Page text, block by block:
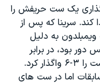
یک ست حریفش را
کند. سرینا که پس از
به دلیل
بود، در برابر
سیمونا هالپ از رومانی ست نخست را ۳-۶ واگذار کرد.
اما در ست های